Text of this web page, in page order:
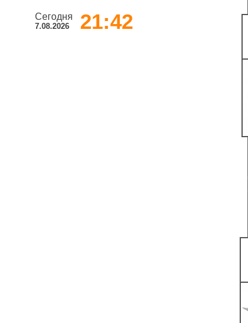
Сегодня
7.08.2026 21:43